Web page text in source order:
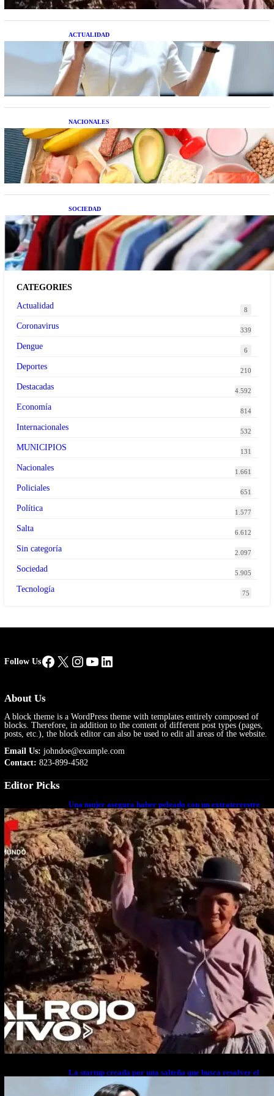
ACTUALIDAD
La startup creada por una salteña que busca
resolver el estrés financiero en Latinoamérica
NACIONALES
Nutrición inteligente: Cinco superalimentos de
temporada que deberías sumar a tu dieta este mes
SOCIEDAD
Las grandes marcas globales se suman a la
tendencia de la ropa de segunda mano premium
CATEGORIES
Actualidad
8
Coronavirus 339
Dengue 6
Deportes 210
Destacadas 4.592
Economía 814
Internacionales 532
MUNICIPIOS 131
Nacionales 1.661
Policiales 651
Política 1.577
Salta 6.612
Sin categoría 2.097
Sociedad 5.905
Tecnología 75
Follow UsFacebook
X Instagram
YouTube
LinkedIn
About Us
A block theme is a WordPress theme with templates entirely composed of
blocks. Therefore, in addition to the content of different post types (pages,
posts, etc.), the block editor can also be used to edit all areas of the website.
Email Us: johndoe@example.com
Contact: 823-899-4582
Editor Picks
Una mujer asegura haber peleado con un extraterrestre
cuerpo a cuerpo
La startup creada por una salteña que busca resolver el
estrés financiero en Latinoamérica